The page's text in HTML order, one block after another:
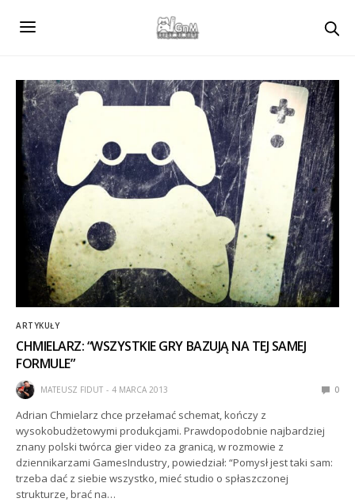
ARTYKUŁY
CHMIELARZ: “WSZYSTKIE GRY BAZUJĄ NA TEJ SAMEJ
FORMULE”
MATEUSZ FIDUT 4 MARCA 2013 0
Adrian Chmielarz chce przełamać schemat, kończy z
wysokobudżetowymi produkcjami. Prawdopodobnie najbardziej
znany polski twórca gier video za granicą, w rozmowie z
dziennikarzami GamesIndustry, powiedział: “Pomysł jest taki sam:
trzeba dać z siebie wszystko, mieć studio o spłaszczonej
strukturze, brać na…